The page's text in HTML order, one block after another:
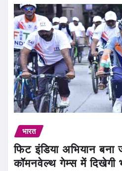
भारत
फिट इंडिया अभियान
कॉमनवेल्थ गेम्स में दिखेगी